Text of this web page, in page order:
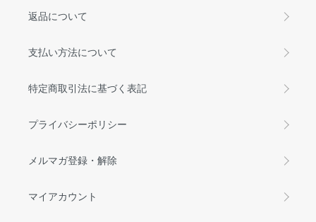
返品について
支払い方法について
特定商取引法に基づく表記
プライバシーポリシー
メルマガ登録・解除
マイアカウント